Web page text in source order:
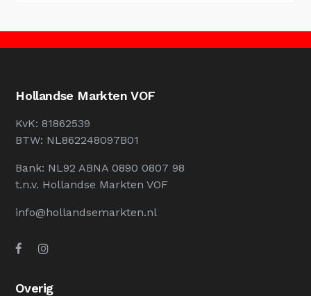
Hollandse Markten VOF
KvK: 81862539
BTW: NL862248097B01
Bank: NL92 ABNA 0890 0807 98
t.n.v. Hollandse Markten VOF
info@hollandsemarkten.nl
Overig